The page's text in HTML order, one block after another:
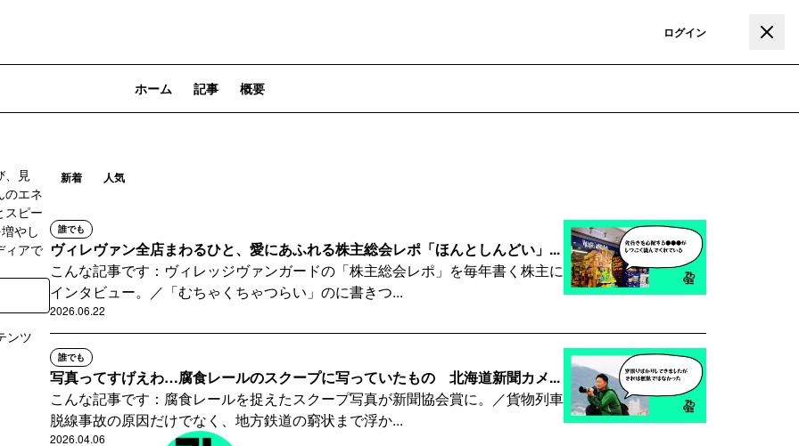
ログイン
ホーム 記事 概要
、見
のエネ
スピー
やし
ィアで
ンツ
新着 人気
誰でも
ヴィレヴァン全店まわるひと、愛にあふれる株主総会レポ「ほんとしんどい」...
こんな記事です：ヴィレッジヴァンガードの「株主総会レポ」を毎年書く株主に
インタビュー。／「むちゃくちゃつらい」のに書きつ...
2026.06.22
誰でも
写真ってすげえわ…腐食レールのスクープに写っていたもの 北海道新聞カメ...
こんな記事です：腐食レールを捉えたスクープ写真が新聞協会賞に。／貨物列車
脱線事故の原因だけでなく、地方鉄道の窮状まで浮か...
2026.04.06